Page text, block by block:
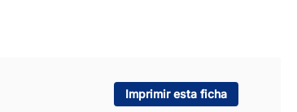
Imprimir esta ficha